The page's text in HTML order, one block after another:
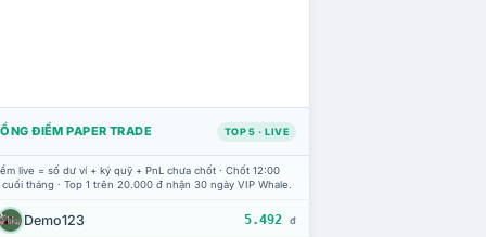
ĐIỂM PAPER TRADE TOP 5 · LIVE
live = số dư ví + ký quỹ + PnL chưa chốt · Chốt 12:00
tháng · Top 1 trên 20.000 đ nhận 30 ngày VIP Whale.
Demo123 5.492 đ